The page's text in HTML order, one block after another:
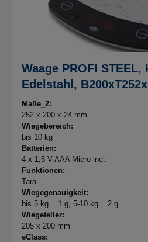
Waage PROFI
Edelstahl,
Kg, Wiegeteller
Maße_2:
252 x 200 x 24 mm
Wiegebereich:
bis 10 kg
Batterien:
4 x 1,5 V AAA Micro incl.
Funktionen:
Tara
Wiegegenauigkeit:
bis 5 kg = 1 g, 5-10 kg = 2 g
Wiegeteller:
205 x 200 mm
eClass: